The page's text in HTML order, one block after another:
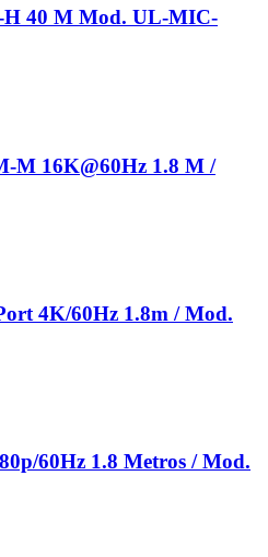
H 40 M Mod. UL-MIC-
M 16K@60Hz 1.8 M /
4K/60Hz 1.8m / Mod.
60Hz 1.8 Metros / Mod.